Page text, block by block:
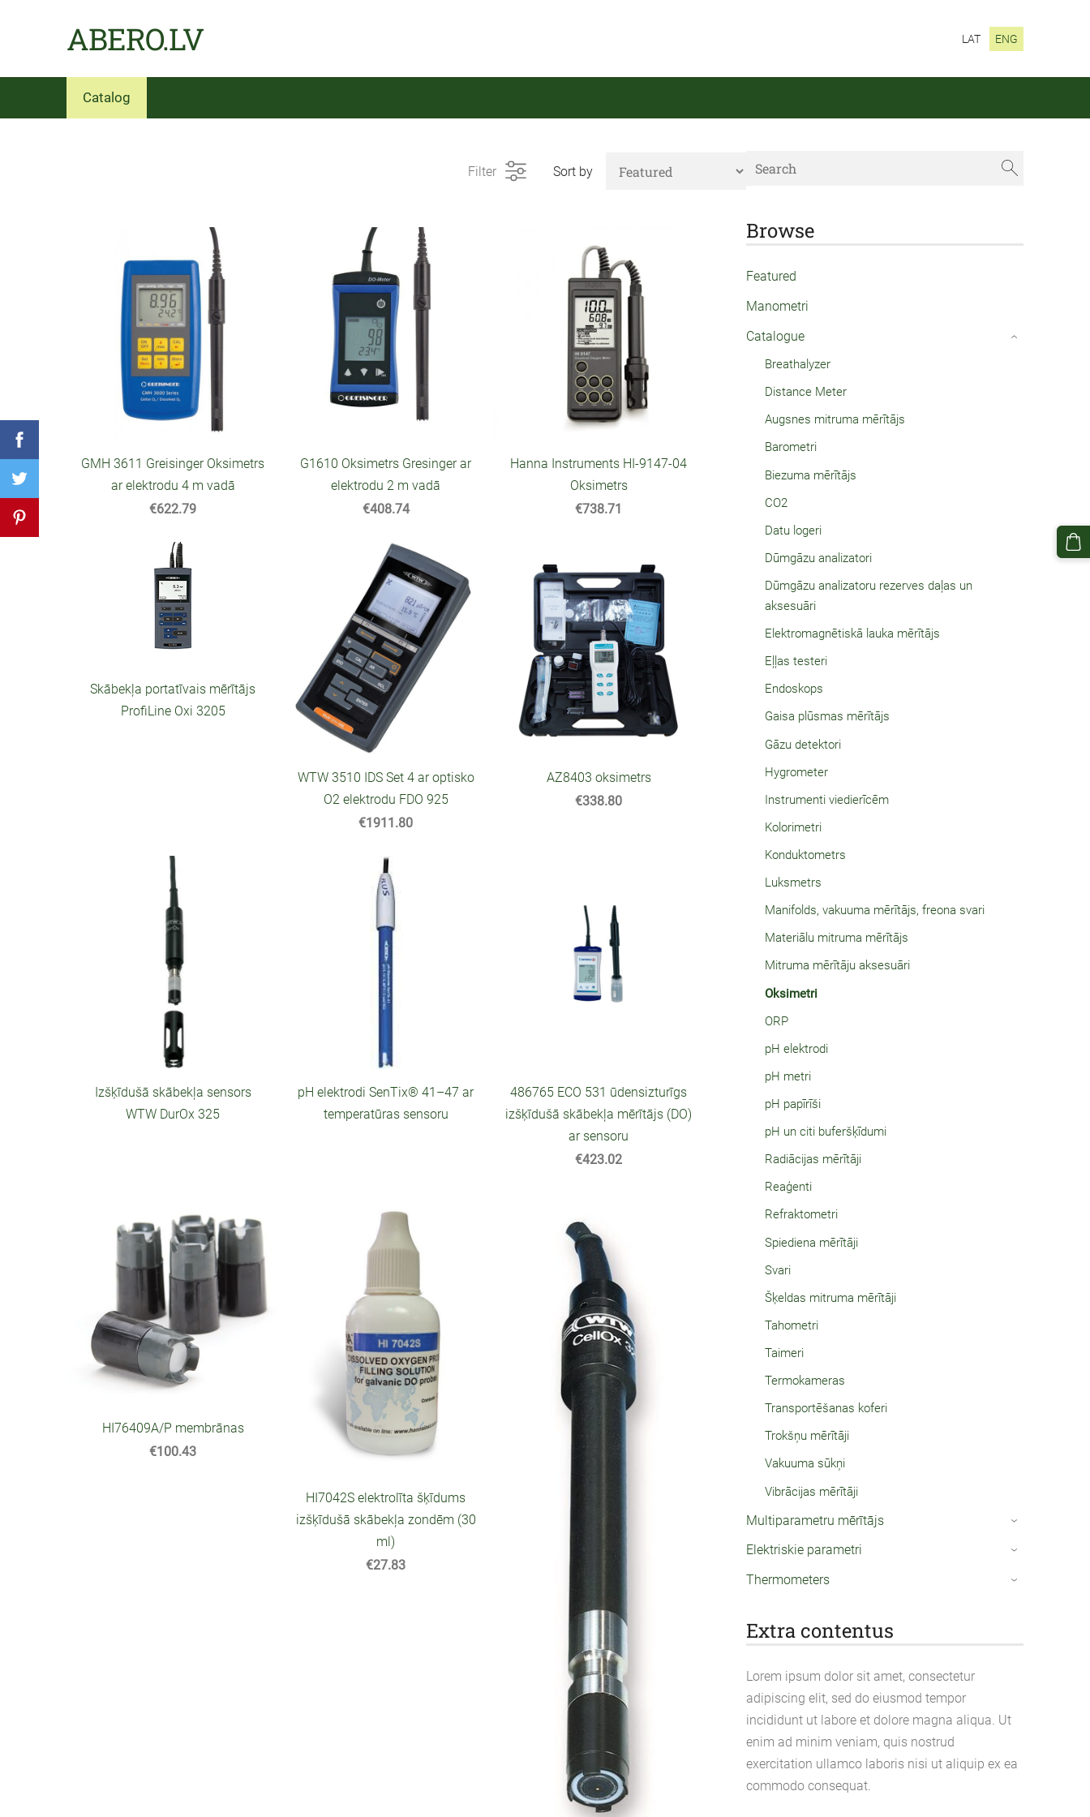
ABERO.LV LAT ENG
Catalog
Browse
Featured
Manometri
Catalogue
Breathalyzer
Distance Meter
Augsnes mitruma mērītājs
Barometri
Biezuma mērītājs
CO2
Datu logeri
Dūmgāzu analizatori
Dūmgāzu analizatoru rezerves daļas un
aksesuāri
Elektromagnētiskā lauka mērītājs
Eļļas testeri
Endoskops
Gaisa plūsmas mērītājs
Gāzu detektori
Hygrometer
Instrumenti viedierīcēm
Kolorimetri
Konduktometrs
Luksmetrs
Manifolds, vakuuma mērītājs, freona svari
Materiālu mitruma mērītājs
Mitruma mērītāju aksesuāri
Oksimetri
ORP
pH elektrodi
pH metri
pH papīrīši
pH un citi buferšķīdumi
Radiācijas mērītāji
Reaģenti
Refraktometri
Spiediena mērītāji
Svari
Šķeldas mitruma mērītāji
Tahometri
Taimeri
Termokameras
Transportēšanas koferi
Trokšņu mērītāji
Vakuuma sūkņi
Vibrācijas mērītāji
›
Multiparametru mērītājs ›
Elektriskie parametri ›
Thermometers ›
Extra contentus
Lorem ipsum dolor sit amet, consectetur
adipiscing elit, sed do eiusmod tempor
incididunt ut labore et dolore magna aliqua. Ut
enim ad minim veniam, quis nostrud
exercitation ullamco laboris nisi ut aliquip ex ea
commodo consequat.
Filter Sort by
GMH 3611 Greisinger Oksimetrs
ar elektrodu 4 m vadā
€622.79
G1610 Oksimetrs Gresinger ar
elektrodu 2 m vadā
€408.74
Hanna Instruments HI-9147-04
Oksimetrs
€738.71
Skābekļa portatīvais mērītājs
ProfiLine Oxi 3205
WTW 3510 IDS Set 4 ar optisko
O2 elektrodu FDO 925
€1911.80
AZ8403 oksimetrs
€338.80
Izšķīdušā skābekļa sensors
WTW DurOx 325
pH elektrodi SenTix® 41–47 ar
temperatūras sensoru
486765 ECO 531 ūdensizturīgs
izšķīdušā skābekļa mērītājs (DO)
ar sensoru
€423.02
HI76409A/P membrānas
€100.43
HI7042S elektrolīta šķīdums
izšķīdušā skābekļa zondēm (30
ml)
€27.83